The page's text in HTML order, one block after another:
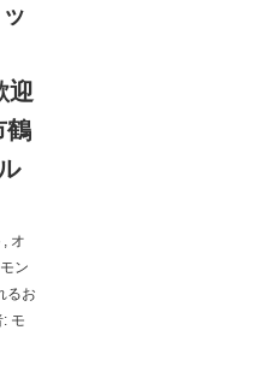
迎
鶴
, オ
モン
るお
: モ